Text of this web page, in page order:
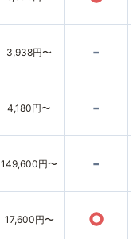
3,938円〜 -
4,180円〜 -
149,600円〜 -
17,600円〜 ○